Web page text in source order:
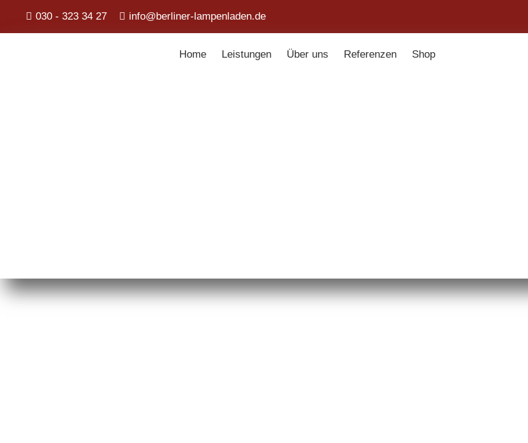
030 - 323 34 27 info@berliner-lampenladen.de
Home Leistungen Über uns Referenzen Shop